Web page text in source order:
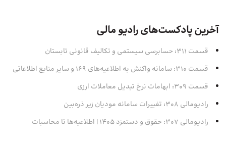
آخرین پادکست‌های رادیو مالی
قسمت 311: حسابرسی سیستمی و تکالیف قانونی تابستان
قسمت 310: سامانه واکنش به اطلاعیه‌های 169 و سایر منابع اطلاعاتی
قسمت 309: ابهامات نرخ تبدیل معاملات ارزی
رادیومالی 308: تغییرات سامانه مودیان زیر ذره‌بین
رادیومالی 307: حقوق و دستمزد 1405 | اطلاعیه‌ها تا محاسبات